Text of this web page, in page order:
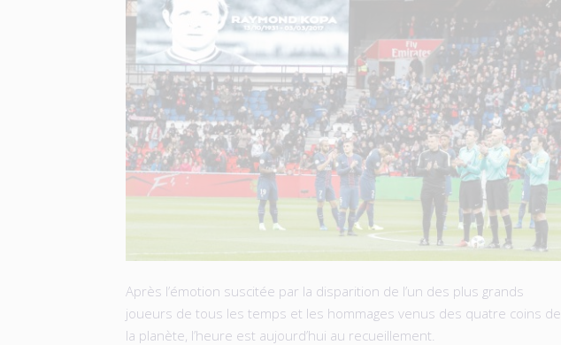
Après l’émotion suscitée par la disparition de l’un des plus grands
joueurs de tous les temps et les hommages venus des quatre coins de
la planète, l’heure est aujourd’hui au recueillement.